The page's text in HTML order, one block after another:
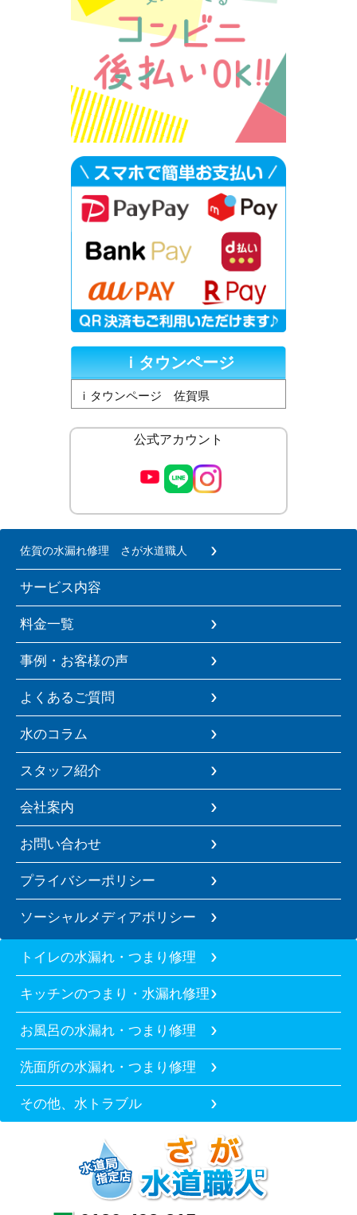
ｉタウンページ
ｉタウンページ 佐賀県
公式アカウント
佐賀の水漏れ修理 さが水道職人
サービス内容
料金一覧
事例・お客様の声
よくあるご質問
水のコラム
スタッフ紹介
会社案内
お問い合わせ
プライバシーポリシー
ソーシャルメディアポリシー
トイレの水漏れ・つまり修理
キッチンのつまり・水漏れ修理
お風呂の水漏れ・つまり修理
洗面所の水漏れ・つまり修理
その他、水トラブル